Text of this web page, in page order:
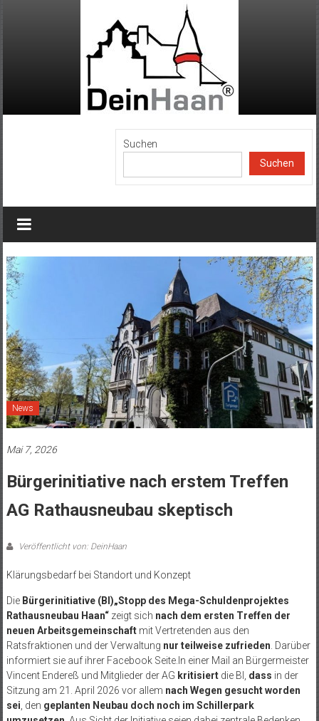
Suchen
Suchen
News
Mai 7, 2026
Bürgerinitiative nach erstem Treffen
AG Rathausneubau skeptisch
Veröffentlicht von: DeinHaan
Klärungsbedarf bei Standort und Konzept
Die Bürgerinitiative (BI)„Stopp des Mega-Schuldenprojektes
Rathausneubau Haan“zeigt sich nach dem ersten Treffen der
neuen Arbeitsgemeinschaftmit Vertretenden aus den
Ratsfraktionen und der Verwaltung nur teilweise zufrieden . Darüber
informiert sie auf ihrer Facebook Seite.In einer Mail an Bürgermeister
Vincent Endereß und Mitglieder der AG kritisiertdie BI, dass in der
Sitzung am 21. April 2026 vor allem nach Wegen gesucht worden
sei , den geplanten Neubau doch noch im Schillerpark